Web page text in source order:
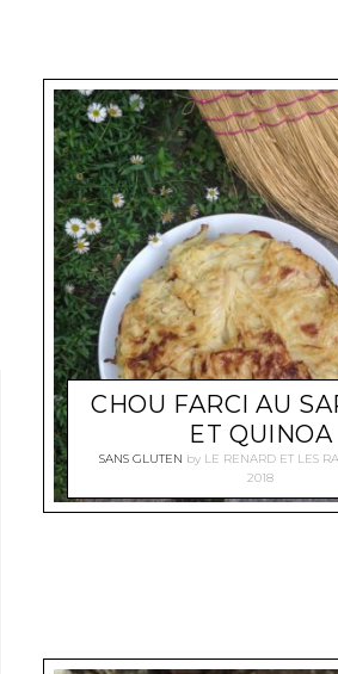
CHOU FARCI AU
ET QUINOA
SANS GLUTEN by LE RENARD ET LES
2018